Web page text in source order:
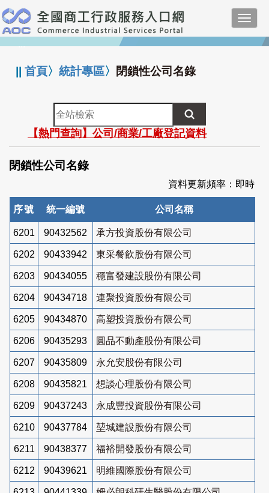
跳
到
主
要
:::
||首頁〉統計專區〉 閉鎖性公司名錄
全
站
檢
索
【熱門查詢】公司/商業/工廠登記資料
閉鎖性公司名錄
資料更新頻率：即時
序號 統一編號 公司名稱
6201 90432562 承方投資股份有限公司
6202 90433942 東采餐飲股份有限公司
6203 90434055 穩富發建設股份有限公司
6204 90434718 連聚投資股份有限公司
6205 90434870 高塑投資股份有限公司
6206 90435293 圓品不動產股份有限公司
6207 90435809 永允安股份有限公司
6208 90435821 想談心理股份有限公司
6209 90437243 永成豐投資股份有限公司
6210 90437784 堃城建設股份有限公司
6211 90438377 福裕開發股份有限公司
6212 90439621 明維國際股份有限公司